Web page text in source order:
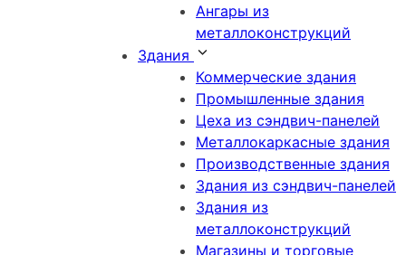
Ангары из
металлоконструкций
Здания
Коммерческие здания
Промышленные здания
Цеха из сэндвич-панелей
Металлокаркасные здания
Производственные здания
Здания из сэндвич-панелей
Здания из
металлоконструкций
Магазины и торговые